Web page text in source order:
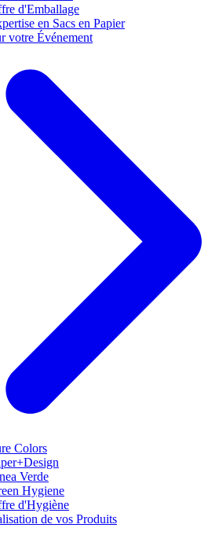
d'Emballage
en Sacs en Papier
votre Événement
Colors
Verde
Hygiene
d'Hygiène
de vos Produits